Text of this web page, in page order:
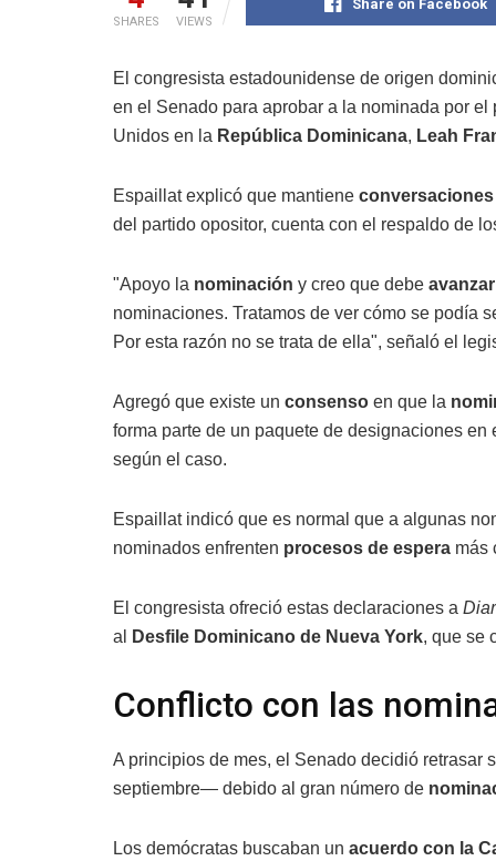
SHARES VIEWS
Share on Facebook
El congresista estadounidense de origen
en el Senado para aprobar a la nominada por
Unidos en la República Dominicana, Leah
Espaillat explicó que mantiene
del partido opositor, cuenta con el respaldo de
"Apoyo la nominación y creo que debe avanzar
nominaciones. Tratamos de ver cómo se podía
Por esta razón no se trata de ella", señaló el
Agregó que existe un consenso en que la
forma parte de un paquete de designaciones
según el caso.
Espaillat indicó que es normal que a algunas
nominados enfrenten procesos de espera más
El congresista ofreció estas declaraciones a
al
Desfile Dominicano de Nueva York, que se
Conflicto con las
A principios de mes, el Senado decidió
septiembre— debido al gran número de
Los demócratas buscaban un acuerdo con la